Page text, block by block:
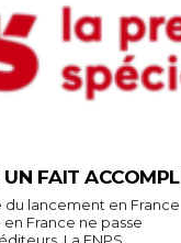
FAIT
du lancement en France
France ne passe
La FNPS